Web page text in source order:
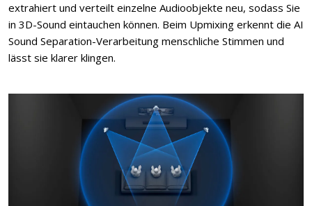
extrahiert und verteilt einzelne Audioobjekte neu, sodass Sie
in 3D-Sound eintauchen können. Beim Upmixing erkennt die AI
Sound Separation-Verarbeitung menschliche Stimmen und
lässt sie klarer klingen.